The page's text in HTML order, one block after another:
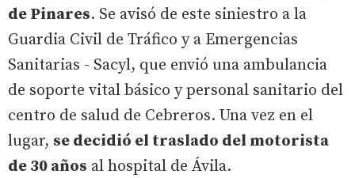
de Pinares. Se avisó de este siniestro a la
Guardia Civil de Tráfico y a Emergencias
Sanitarias - Sacyl, que envió una ambulancia
de soporte vital básico y personal sanitario del
centro de salud de Cebreros. Una vez en el
lugar, se decidió el traslado del motorista
de 30 años al hospital de Ávila.